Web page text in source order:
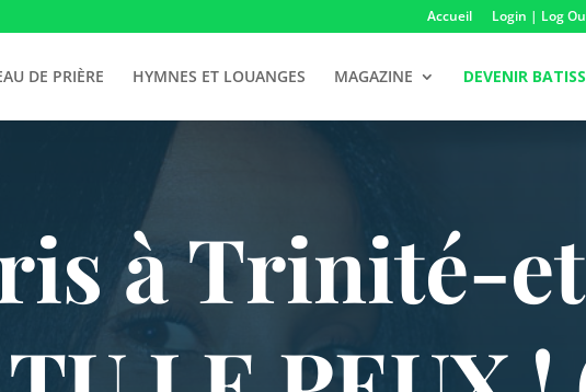
Accueil Login | Log
DE PRIÈRE HYMNES ET LOUANGES MAGAZINE DEVENIR
à Trinité-